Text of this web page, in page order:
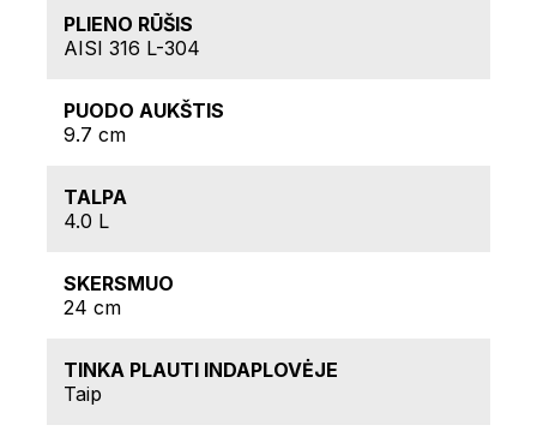
PLIENO RŪŠIS
AISI 316 L-304
PUODO AUKŠTIS
9.7 cm
TALPA
4.0 L
SKERSMUO
24 cm
TINKA PLAUTI INDAPLOVĖJE
Taip